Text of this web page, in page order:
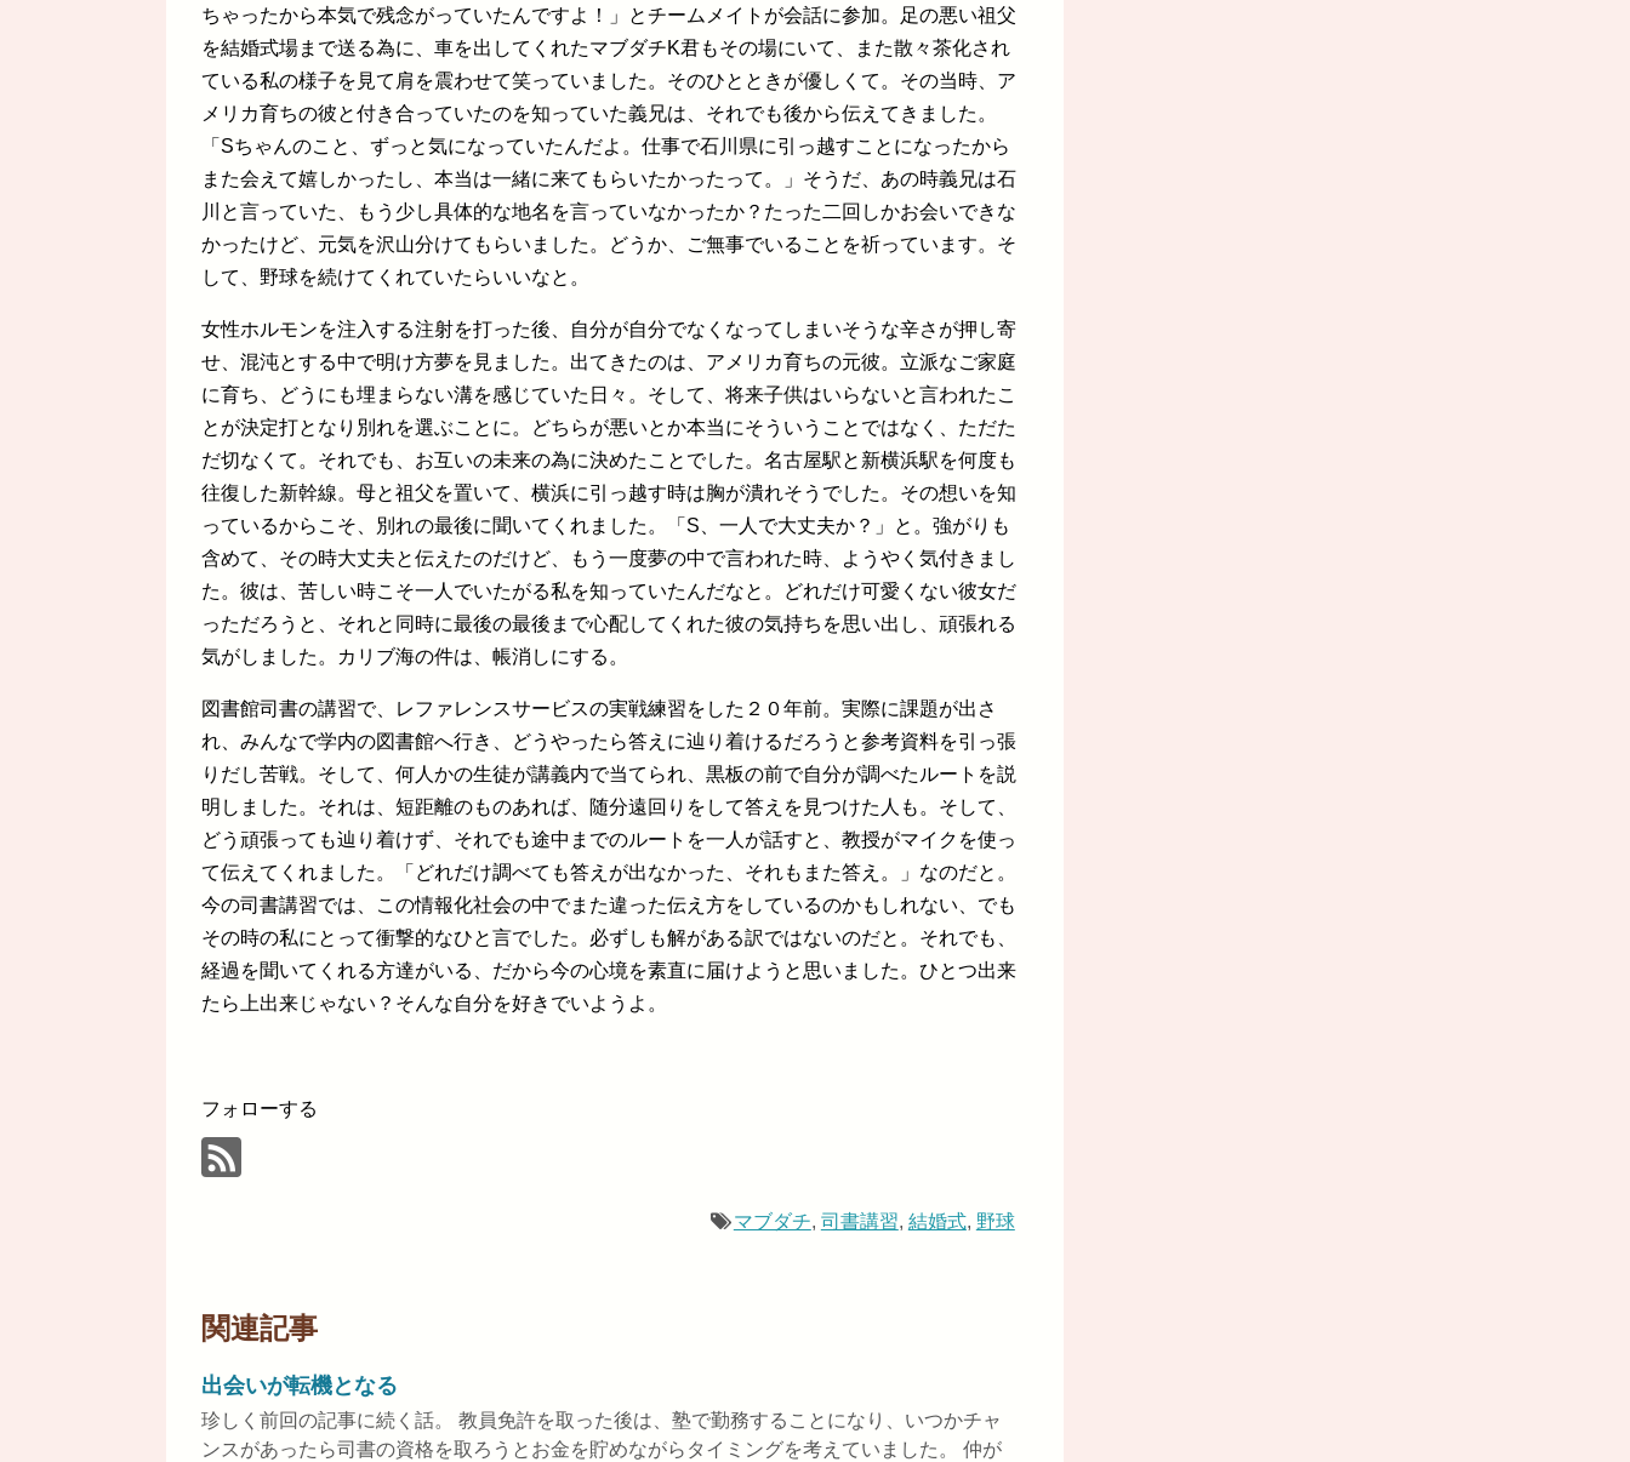
ちゃったから本気で残念がっていたんですよ！」とチームメイトが会話に参加。足の悪い祖父
を結婚式場まで送る為に、車を出してくれたマブダチK君もその場にいて、また散々茶化され
ている私の様子を見て肩を震わせて笑っていました。そのひとときが優しくて。その当時、ア
メリカ育ちの彼と付き合っていたのを知っていた義兄は、それでも後から伝えてきました。
「Sちゃんのこと、ずっと気になっていたんだよ。仕事で石川県に引っ越すことになったから
また会えて嬉しかったし、本当は一緒に来てもらいたかったって。」そうだ、あの時義兄は石
川と言っていた、もう少し具体的な地名を言っていなかったか？たった二回しかお会いできな
かったけど、元気を沢山分けてもらいました。どうか、ご無事でいることを祈っています。そ
して、野球を続けてくれていたらいいなと。
女性ホルモンを注入する注射を打った後、自分が自分でなくなってしまいそうな辛さが押し寄
せ、混沌とする中で明け方夢を見ました。出てきたのは、アメリカ育ちの元彼。立派なご家庭
に育ち、どうにも埋まらない溝を感じていた日々。そして、将来子供はいらないと言われたこ
とが決定打となり別れを選ぶことに。どちらが悪いとか本当にそういうことではなく、ただた
だ切なくて。それでも、お互いの未来の為に決めたことでした。名古屋駅と新横浜駅を何度も
往復した新幹線。母と祖父を置いて、横浜に引っ越す時は胸が潰れそうでした。その想いを知
っているからこそ、別れの最後に聞いてくれました。「S、一人で大丈夫か？」と。強がりも
含めて、その時大丈夫と伝えたのだけど、もう一度夢の中で言われた時、ようやく気付きまし
た。彼は、苦しい時こそ一人でいたがる私を知っていたんだなと。どれだけ可愛くない彼女だ
っただろうと、それと同時に最後の最後まで心配してくれた彼の気持ちを思い出し、頑張れる
気がしました。カリブ海の件は、帳消しにする。
図書館司書の講習で、レファレンスサービスの実戦練習をした２０年前。実際に課題が出さ
れ、みんなで学内の図書館へ行き、どうやったら答えに辿り着けるだろうと参考資料を引っ張
りだし苦戦。そして、何人かの生徒が講義内で当てられ、黒板の前で自分が調べたルートを説
明しました。それは、短距離のものあれば、随分遠回りをして答えを見つけた人も。そして、
どう頑張っても辿り着けず、それでも途中までのルートを一人が話すと、教授がマイクを使っ
て伝えてくれました。「どれだけ調べても答えが出なかった、それもまた答え。」なのだと。
今の司書講習では、この情報化社会の中でまた違った伝え方をしているのかもしれない、でも
その時の私にとって衝撃的なひと言でした。必ずしも解がある訳ではないのだと。それでも、
経過を聞いてくれる方達がいる、だから今の心境を素直に届けようと思いました。ひとつ出来
たら上出来じゃない？そんな自分を好きでいようよ。
フォローする
マブダチ, 司書講習, 結婚式, 野球
関連記事
出会いが転機となる
珍しく前回の記事に続く話。 教員免許を取った後は、塾で勤務することになり、いつかチャ
ンスがあったら司書の資格を取ろうとお金を貯めながらタイミングを考えていました。 仲が